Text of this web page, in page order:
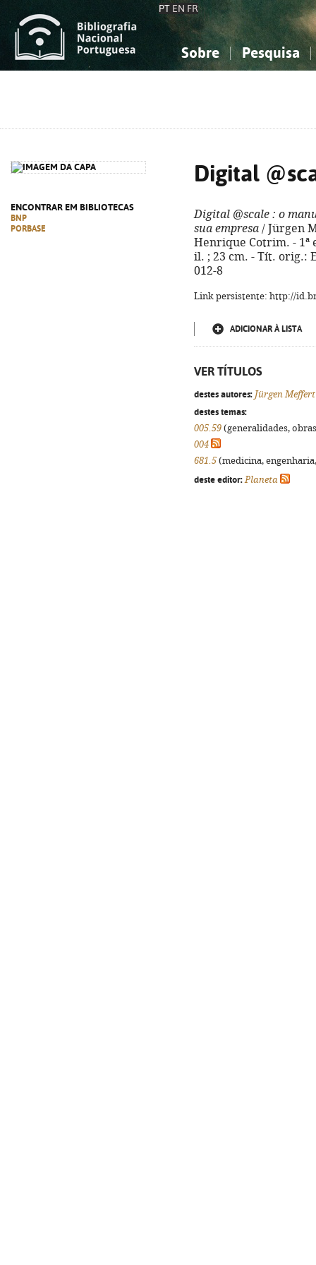
PT EN FR
Sobre Pesquisa
ENCONTRAR EM BIBLIOTECAS
BNP
PORBASE
Digital
Digital @scale : o
sua empresa / Jürgen
Henrique Cotrim. - 1ª
il. ; 23 cm. - Tít. orig.:
012-8
Link persistente: http://
ADICIONAR À LISTA
VER TÍTULOS
destes autores: Jürgen Meffert
destes temas:
005.59 (generalidades,
004
681.5 (medicina,
deste editor: Planeta